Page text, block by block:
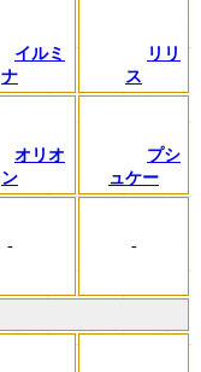
イルミ
ナ
リリ
ス
オリオ
ン
プシ
ュケー
- -